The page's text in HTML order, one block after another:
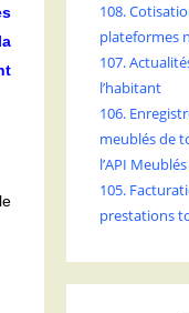
108.
plateformes
107.
l’habitant
106.
meublés de
l’API
105.
prestations